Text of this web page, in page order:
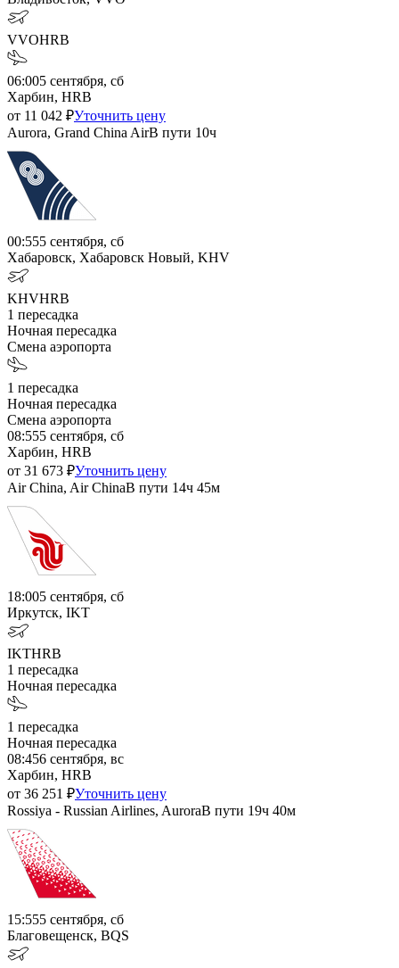
VVOHRB
06:005 сентября, сб
Харбин, HRB
от 11 042 ₽Уточнить цену
Aurora, Grand China AirВ пути 10ч
00:555 сентября, сб
Хабаровск, Хабаровск Новый, KHV
KHVHRB
1 пересадка
Ночная пересадка
Смена аэропорта
1 пересадка
Ночная пересадка
Смена аэропорта
08:555 сентября, сб
Харбин, HRB
от 31 673 ₽Уточнить цену
Air China, Air ChinaВ пути 14ч 45м
18:005 сентября, сб
Иркутск, IKT
IKTHRB
1 пересадка
Ночная пересадка
1 пересадка
Ночная пересадка
08:456 сентября, вс
Харбин, HRB
от 36 251 ₽Уточнить цену
Rossiya - Russian Airlines, AuroraВ пути 19ч 40м
15:555 сентября, сб
Благовещенск, BQS